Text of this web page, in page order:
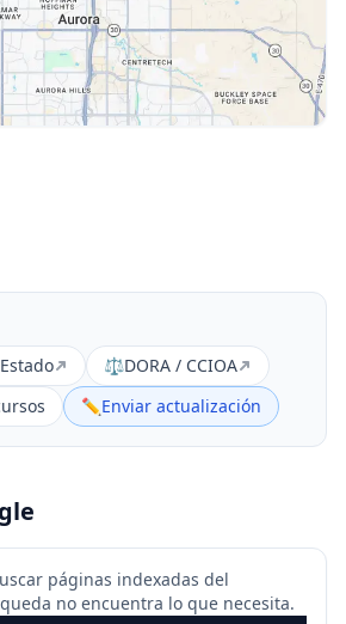
⚖️DORA / CCIOA
✏️Enviar actualización
páginas indexadas del
no encuentra lo que necesita.